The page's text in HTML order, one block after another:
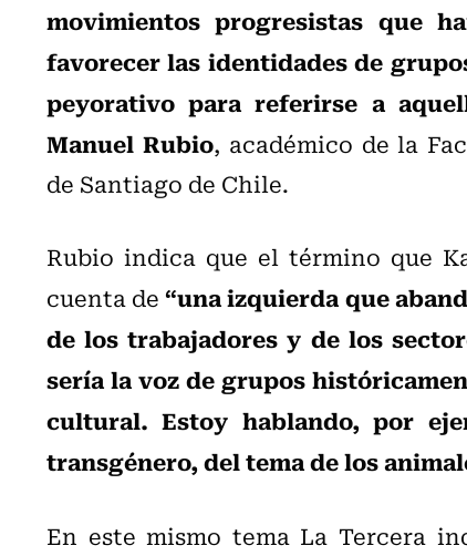
movimientos progresistas que
favorecer las identidades de
peyorativo para referirse a
Manuel Rubio, académico de la
de Santiago de Chile.
Rubio indica que el término que
cuenta de“una izquierda que
de los trabajadores y de los
sería la voz de grupos
cultural. Estoy hablando, por
transgénero, del tema de los
En este mismo tema La Tercera